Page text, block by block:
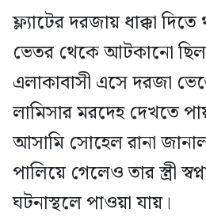
ফ্ল্যাটের দরজায় ধাক্কা
ভেতর থেকে আটকানো
এলাকাবাসী এসে দরজা
লামিসার মরদেহ দেখতে
আসামি সোহেল রানা
পালিয়ে গেলেও তার স্ত্রী
ঘটনাস্থলে পাওয়া যায়।